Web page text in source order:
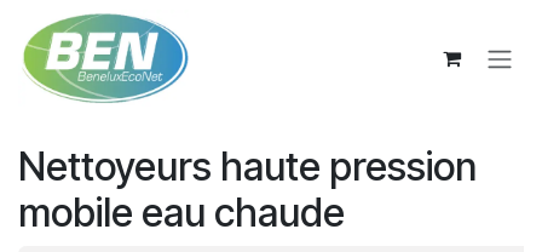
Se rendre au contenu
Nettoyeurs haute pression
mobile eau chaude